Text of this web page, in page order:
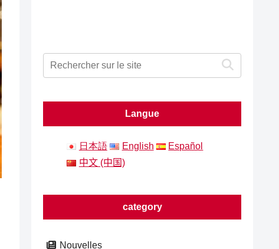
Langue
日本語 English
Español
中文 (中国)
category
Nouvelles